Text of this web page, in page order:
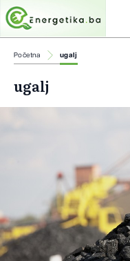
Početna ugalj
ugalj